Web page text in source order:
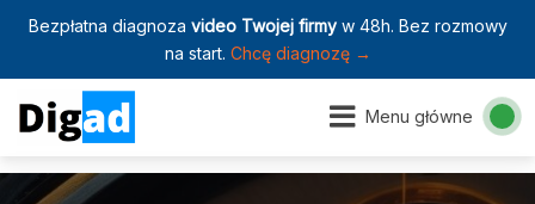
Bezpłatna diagnoza video Twojej firmyw 48h. Bez rozmowy
na start. Chcę diagnozę →
Menu główne